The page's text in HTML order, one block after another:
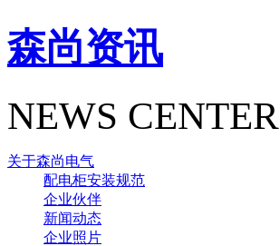
森尚资讯
NEWS CENTER
关于森尚电气
配电柜安装规范
企业伙伴
新闻动态
企业照片